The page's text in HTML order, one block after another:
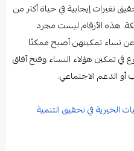
تغيرات إيجابية في حياة أكثر من
هذه الأرقام ليست مجرد
نساء تمكينهن أصبح ممكنًا
تمكين هؤلاء النساء وفتح آفاق
أو الدعم الاجتماعي.
الخيرية في تحقيق التنمية